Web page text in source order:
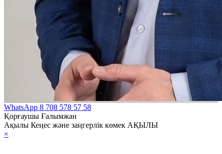
WhatsApp 8 708 578 57 58
Қорғаушы Ғалымжан
Ақылы Кеңес және заңгерлік көмек АҚЫЛЫ
×